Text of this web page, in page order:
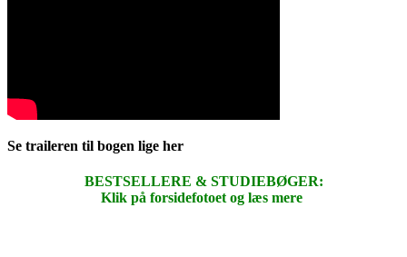
Se traileren til bogen lige her
BESTSELLERE & STUDIEBØGER:
Klik på forsidefotoet og læs mere